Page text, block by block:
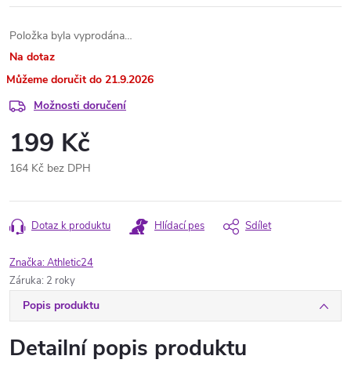
Položka byla vyprodána…
Na dotaz
21.9.2026
Možnosti doručení
199 Kč
164 Kč bez DPH
cena:
Dotaz k produktu Hlídací pes Sdílet
Značka:Athletic24
Záruka: 2 roky
Popis produktu
Detailní popis produktu